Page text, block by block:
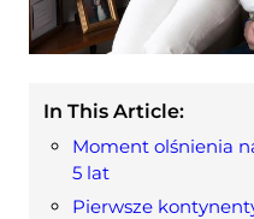
In This Article:
Moment olśnienia
5 lat
Pierwsze